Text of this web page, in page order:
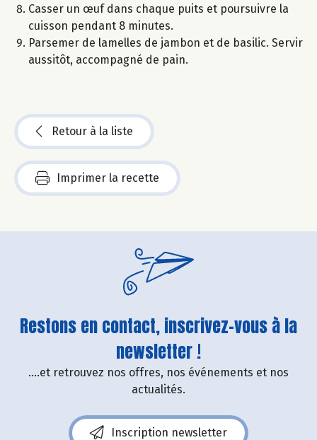
Casser un œuf dans chaque puits et poursuivre la
cuisson pendant 8 minutes.
Parsemer de lamelles de jambon et de basilic. Servir
aussitôt, accompagné de pain.
Retour à la liste
Imprimer la recette
Restons en contact, inscrivez-vous à la
newsletter !
....et retrouvez nos offres, nos événements et nos
actualités.
Inscription newsletter